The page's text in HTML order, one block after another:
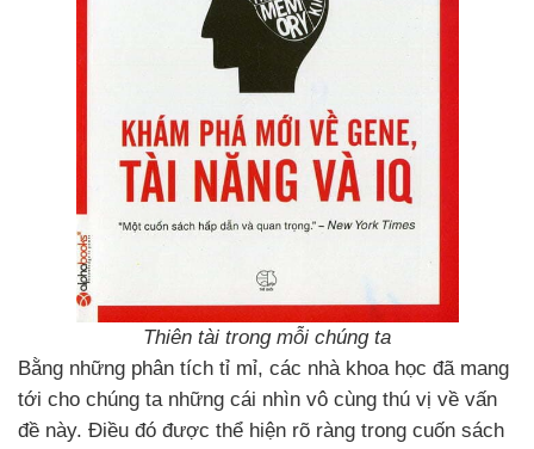
Thiên tài trong mỗi chúng ta
Bằng những phân tích tỉ mỉ, các nhà khoa học đã mang
tới cho chúng ta những cái nhìn vô cùng thú vị về vấn
đề này. Điều đó được thể hiện rõ ràng trong cuốn sách